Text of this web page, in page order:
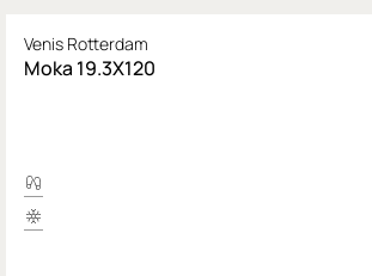
Venis Rotterdam
Moka 19.3X120